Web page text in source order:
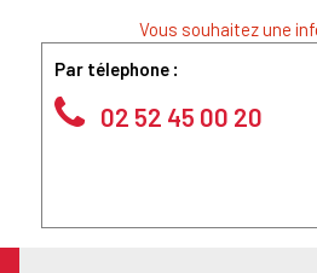
Vous souhaitez une
Par télephone :
02 52 45 00 20